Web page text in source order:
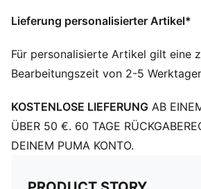
Absatzart: Flach
PUMA Teenager: Empfohlen für
Teenager zwischen 8 und 16 Jahren
Lieferung personalisierter Artikel*
Für personalisierte Artikel gilt eine
Bearbeitungszeit von 2-5
KOSTENLOSE LIEFERUNG AB
ÜBER 50 €. 60 TAGE
DEINEM PUMA KONTO.